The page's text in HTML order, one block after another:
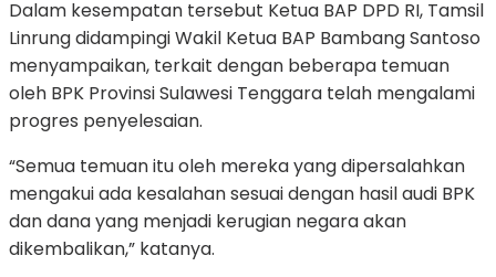
Dalam kesempatan tersebut Ketua BAP DPD RI, Tamsil
Linrung didampingi Wakil Ketua BAP Bambang Santoso
menyampaikan, terkait dengan beberapa temuan
oleh BPK Provinsi Sulawesi Tenggara telah mengalami
progres penyelesaian.
“Semua temuan itu oleh mereka yang dipersalahkan
mengakui ada kesalahan sesuai dengan hasil audi BPK
dan dana yang menjadi kerugian negara akan
dikembalikan,” katanya.